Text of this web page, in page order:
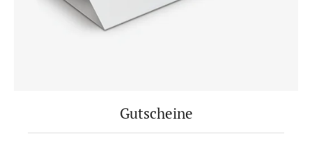
Gutscheine